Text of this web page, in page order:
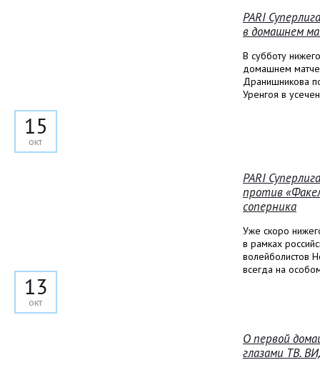
15
окт
PARI
в домашнем
В субботу
домашнем
Дранишникова
Уренгоя в
13
окт
PARI
против
соперника
Уже скоро
в рамках
волейболистов
всегда на
О первой
глазами ТВ.